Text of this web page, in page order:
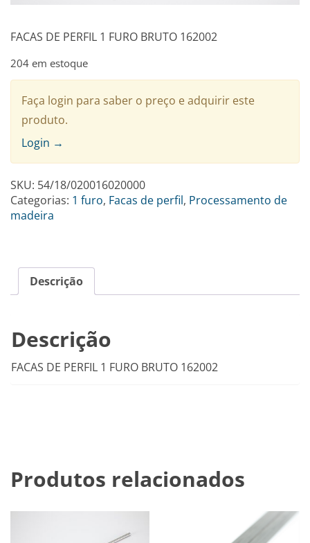
FACAS DE PERFIL 1 FURO BRUTO 162002
204 em estoque
Faça login para saber o preço e adquirir este
produto.
Login →
SKU: 54/18/020016020000
Categorias: 1 furo, Facas de perfil, Processamento de
madeira
Descrição
Descrição
FACAS DE PERFIL 1 FURO BRUTO 162002
Produtos relacionados